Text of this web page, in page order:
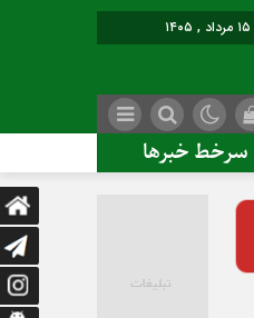
سرخط خبرها